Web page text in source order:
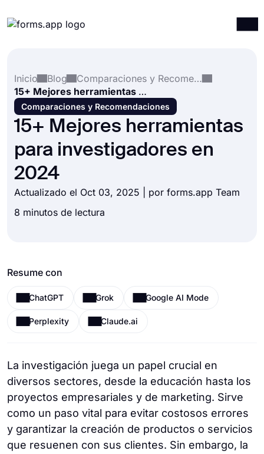
Integraciones
Plantillas
Recursos
Precios
Inicio
Blog
Comparaciones y Recomendaciones
15+ Mejores herramientas para investigadores en 2024
Comparaciones y Recomendaciones
15+ Mejores herramientas
para investigadores en
2024
Actualizado el Oct 03, 2025 | por forms.app Team
8 minutos de lectura
Resume con
ChatGPT Grok Google AI Mode
Perplexity Claude.ai
La investigación juega un papel crucial en
diversos sectores, desde la educación hasta los
proyectos empresariales y de marketing. Sirve
como un paso vital para evitar costosos errores
y garantizar la creación de productos o servicios
que resuenen con sus clientes. Sin embargo, la